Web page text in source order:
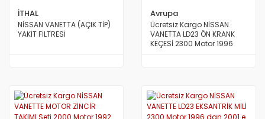
İTHAL
NİSSAN VANETTA (AÇIK TİP)
YAKIT FİLTRESİ
Avrupa
Ücretsiz Kargo NİSSAN
VANETTA LD23 ÖN KRANK
KEÇESİ 2300 Motor 1996